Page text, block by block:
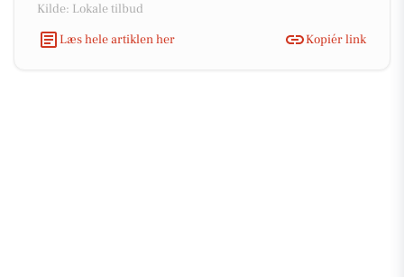
Kilde: Lokale tilbud
Læs hele artiklen her
Kopiér link